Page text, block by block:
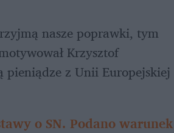
nasze poprawki, tym
Krzysztof
pieniądze z Unii Europejskiej
o SN. Podano warunek